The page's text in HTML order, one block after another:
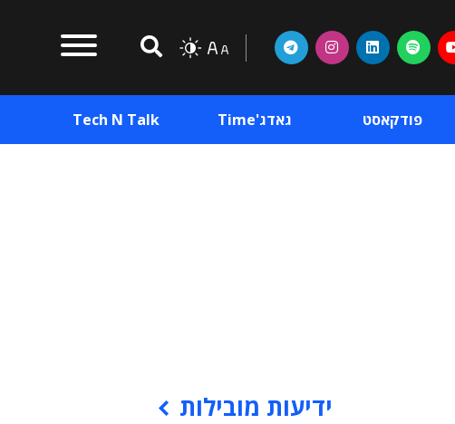
פודקאסט גאדג'Time Tech N Talk
ידיעות מובילות